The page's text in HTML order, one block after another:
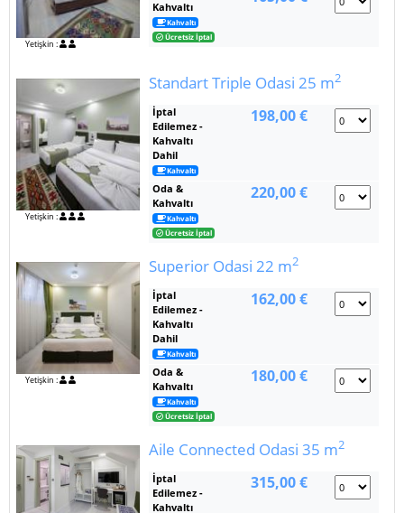
Yetişkin :
Kahvaltı
Kahvaltı
Ücretsiz İptal
Yetişkin :
Standart Triple Odasi25 m2
İptal
Edilemez -
Kahvaltı
Dahil
Kahvaltı
198,00 €
Oda &
Kahvaltı
Kahvaltı
Ücretsiz İptal
220,00 €
Yetişkin :
Superior Odasi22 m2
İptal
Edilemez -
Kahvaltı
Dahil
Kahvaltı
162,00 €
Oda &
Kahvaltı
Kahvaltı
Ücretsiz İptal
180,00 €
Aile Connected Odasi35 m2
İptal
Edilemez -
Kahvaltı
315,00 €